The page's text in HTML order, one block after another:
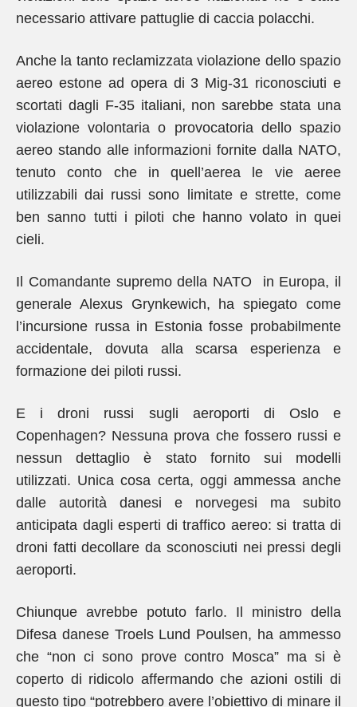
necessario attivare pattuglie di caccia polacchi.
Anche la tanto reclamizzata violazione dello spazio
aereo estone ad opera di 3 Mig-31 riconosciuti e
scortati dagli F-35 italiani, non sarebbe stata una
violazione volontaria o provocatoria dello spazio
aereo stando alle informazioni fornite dalla NATO,
tenuto conto che in quell’aerea le vie aeree
utilizzabili dai russi sono limitate e strette, come
ben sanno tutti i piloti che hanno volato in quei
cieli.
Il Comandante supremo della NATO in Europa, il
generale Alexus Grynkewich, ha spiegato come
l’incursione russa in Estonia fosse probabilmente
accidentale, dovuta alla scarsa esperienza e
formazione dei piloti russi.
E i droni russi sugli aeroporti di Oslo e
Copenhagen? Nessuna prova che fossero russi e
nessun dettaglio è stato fornito sui modelli
utilizzati. Unica cosa certa, oggi ammessa anche
dalle autorità danesi e norvegesi ma subito
anticipata dagli esperti di traffico aereo: si tratta di
droni fatti decollare da sconosciuti nei pressi degli
aeroporti.
Chiunque avrebbe potuto farlo. Il ministro della
Difesa danese Troels Lund Poulsen, ha ammesso
che “non ci sono prove contro Mosca” ma si è
coperto di ridicolo affermando che azioni ostili di
questo tipo “potrebbero avere l’obiettivo di minare il